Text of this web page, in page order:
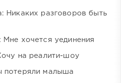
Никаких разговоров быть
хочется уединения
на реалити-шоу
потеряли малыша